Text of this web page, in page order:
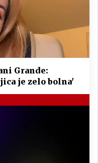
Grande:
je zelo bolna'